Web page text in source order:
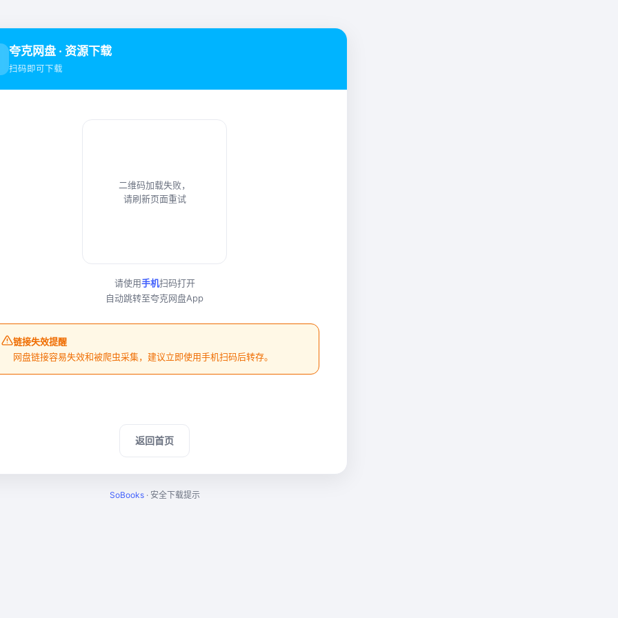
夸克网盘 · 资源下载
扫码即可下载
二维码加载失败，
请刷新页面重试
请使用手机扫码打开
自动跳转至夸克网盘App
链接失效提醒
网盘链接容易失效和被爬虫采集，建议立即使用手机扫码后转存。
返回首页
SoBooks· 安全下载提示